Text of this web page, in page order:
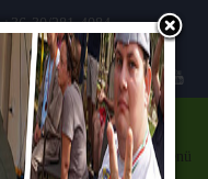
30/281-4084
teljeselet@teljeselet.hu
menü